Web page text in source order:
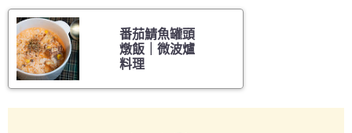
番茄鯖魚罐頭
燉飯｜微波爐
料理